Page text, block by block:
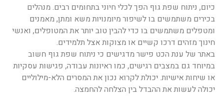
כיום, ניתוח שפת גוף הפך לכלי חיוני בתחומים רבים. מנהלים
בכירים משתמשים בו לשיפור מיומנויות משא ומתן, מאמנים
ומטפלים משתמשים בו כדי להבין טוב יותר את המטופלים, ואנשי
חינוך מזהים דרכו קשיים או מצוקות אצל תלמידים.
באתר של ענת הכט פישר מדגישים כי ניתוח שפת גוף חשוב
במיוחד גם במצבים רגישים, כמו ראיונות עבודה, פגישות עסקיות
או שיחות אישיות. יכולת לקרוא נכון את המסרים הלא-מילוליים
יכולה לעשות את ההבדל בין הצלחה להחמצה.